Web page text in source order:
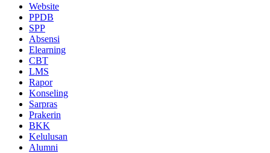
Website
PPDB
SPP
Absensi
Elearning
CBT
LMS
Rapor
Konseling
Sarpras
Prakerin
BKK
Kelulusan
Alumni